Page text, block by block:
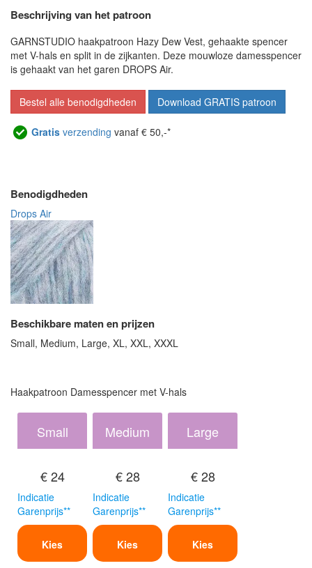
Beschrijving van het patroon
GARNSTUDIO haakpatroon Hazy Dew Vest, gehaakte spencer
met V-hals en split in de zijkanten. Deze mouwloze damesspencer
is gehaakt van het garen DROPS Air.
Bestel alle benodigdheden Download GRATIS patroon
Gratis verzending vanaf € 50,-*
Benodigdheden
Drops Air
Beschikbare maten en prijzen
Small, Medium, Large, XL, XXL, XXXL
Haakpatroon Damesspencer met V-hals
Small
€ 24
Indicatie
Garenprijs**
Kies
Medium
€ 28
Indicatie
Garenprijs**
Kies
Large
€ 28
Indicatie
Garenprijs**
Kies